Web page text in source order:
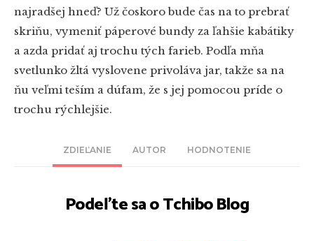
ZDIEĽANIE AUTOR HODNOTENIE
Podeľte sa o Tchibo Blog
najradšej hneď? Už čoskoro bude čas na to prebrať
skriňu, vymeniť páperové bundy za ľahšie kabátiky
a azda pridať aj trochu tých farieb. Podľa mňa
svetlunko žltá vyslovene privoláva jar, takže sa na
ňu veľmi teším a dúfam, že s jej pomocou príde o
trochu rýchlejšie.